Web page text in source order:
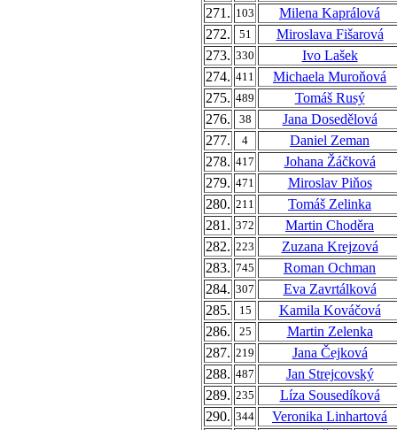
271. 103
Milena Kaprálová
272.
51
Miroslava Fišarová
273. 330
Ivo Lašek
274. 411
Michaela Muroňová
275. 489
Tomáš Rusý
276.
38
Jana Dosedělová
277.
4
Daniel Zeman
278. 417
Johana Žáčková
279. 471
Miroslav Piňos
280. 211
Tomáš Zelinka
281. 372
Martin Choděra
282. 223
Zuzana Krejzová
283. 745
Roman Ochman
284. 307
Eva Zavrtálková
285.
15
Kamila Kováčová
286.
25
Martin Zelenka
287. 219
Jana Čejková
288. 487
Jan Strejcovský
289. 235
Líza Sousedíková
290. 344
Veronika Linhartová